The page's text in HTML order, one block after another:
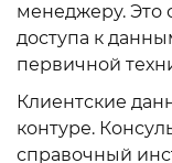
менеджеру. Это
доступа к
первичной
Клиентские
контуре.
справочный